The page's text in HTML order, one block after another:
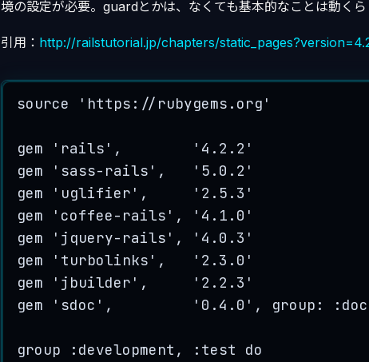
境の設定が必要。guardとかは、なくても基本的なことは動くら
引用： http://railstutorial.jp/chapters/
source ' https://rubygems.org '
gem ' rails ' , ' 4.2.2 '
gem
' sass-rails ' , ' 5.0.2 '
gem
' uglifier ' , ' 2.5.3 '
gem
' coffee-rails ' , ' 4.1.0 '
gem
' jquery-rails ' , ' 4.0.3 '
gem
' turbolinks ' , ' 2.3.0 '
gem
' jbuilder ' , ' 2.2.3 '
gem
' sdoc ' , ' 0.4.0 ' , group : : doc
group : development , : test
do